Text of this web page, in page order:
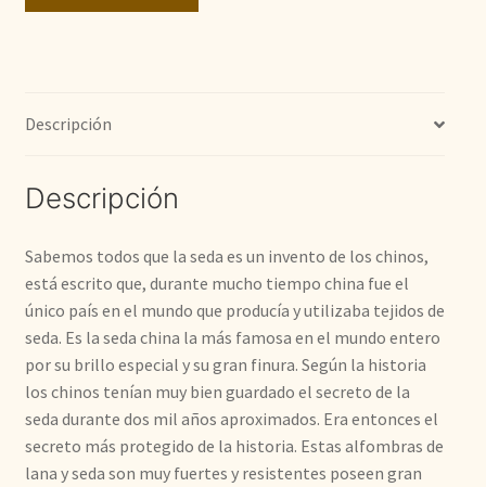
Descripción
Descripción
Sabemos todos que la seda es un invento de los chinos,
está escrito que, durante mucho tiempo china fue el
único país en el mundo que producía y utilizaba tejidos de
seda. Es la seda china la más famosa en el mundo entero
por su brillo especial y su gran finura. Según la historia
los chinos tenían muy bien guardado el secreto de la
seda durante dos mil años aproximados. Era entonces el
secreto más protegido de la historia. Estas alfombras de
lana y seda son muy fuertes y resistentes poseen gran